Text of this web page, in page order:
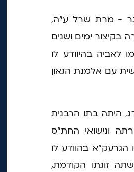
- מרת שרל ע"ה,
בקיצור ימים ושנים
לאביה בהיוודע לו
עם אלמנת הגאון
היתה בתו הרבנית
ונישואי החת"ס
בהוודע לו
זוגתו הקודמת,